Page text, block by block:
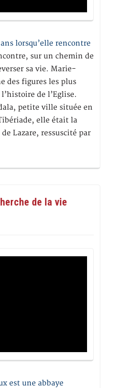
lorsqu’elle rencontre
sur un chemin de
sa vie. Marie-
des figures les plus
de l’Eglise.
petite ville située en
elle était la
Lazare, ressuscité par
de la vie
est une abbaye